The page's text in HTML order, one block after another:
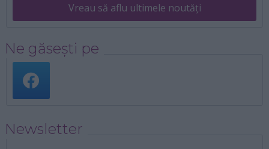
Vreau să aflu ultimele noutăți
Ne găsești pe
Newsletter